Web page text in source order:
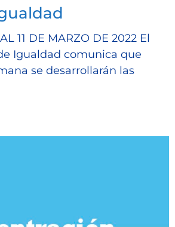
11 DE MARZO DE 2022 El
Igualdad comunica que
se desarrollarán las